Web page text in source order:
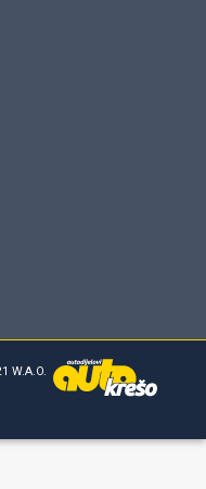
W.A.O.